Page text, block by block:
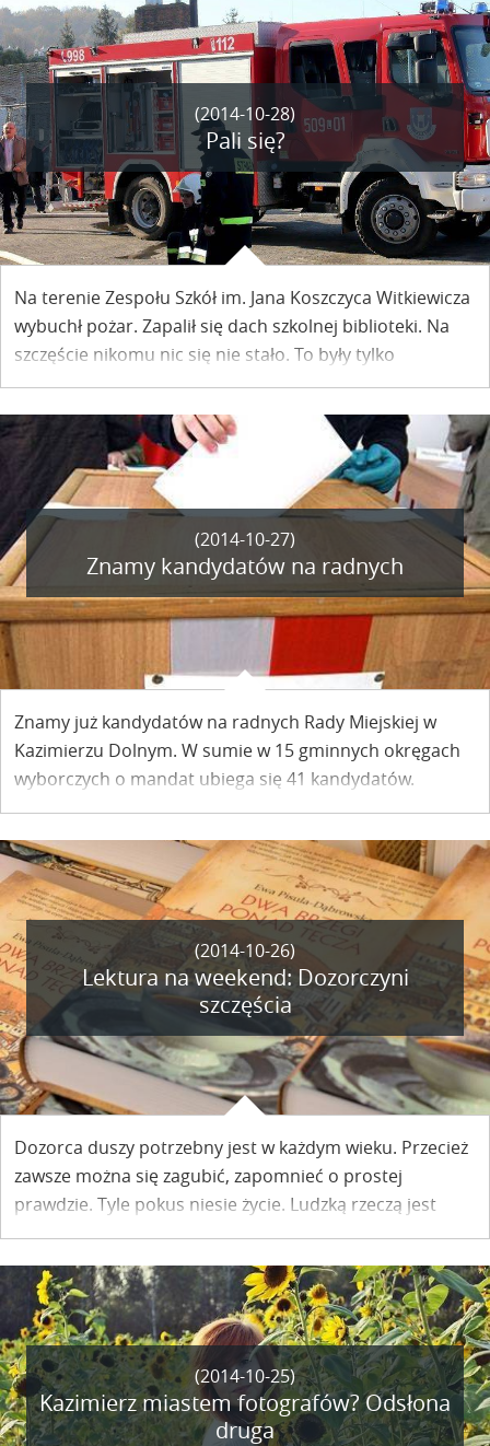
Kuncewiczów – oddziału Muzeum Nadwiślańskiego
pojawił się z odczytem w Zespole Szkół im. Jana
Koszczyca Witkiewicza.
(2014-10-28)
Pali się?
Na terenie Zespołu Szkół im. Jana Koszczyca Witkiewicza
wybuchł pożar. Zapalił się dach szkolnej biblioteki. Na
szczęście nikomu nic się nie stało. To były tylko
ćwiczenia.
(2014-10-27)
Znamy kandydatów na radnych
Znamy już kandydatów na radnych Rady Miejskiej w
Kazimierzu Dolnym. W sumie w 15 gminnych okręgach
wyborczych o mandat ubiega się 41 kandydatów.
(2014-10-26)
Lektura na weekend: Dozorczyni
szczęścia
Dozorca duszy potrzebny jest w każdym wieku. Przecież
zawsze można się zagubić, zapomnieć o prostej
prawdzie. Tyle pokus niesie życie. Ludzką rzeczą jest
błądzić. Tam na górze już nic nie nawywijamy - pisze Ewa
Pisula Dąbrowska w swojej ksiązce "Dwa brzegi ponad
tęczą". Zapraszamy do lektury kolejnego rozdziału.
(2014-10-25)
Kazimierz miastem fotografów? Odsłona
druga